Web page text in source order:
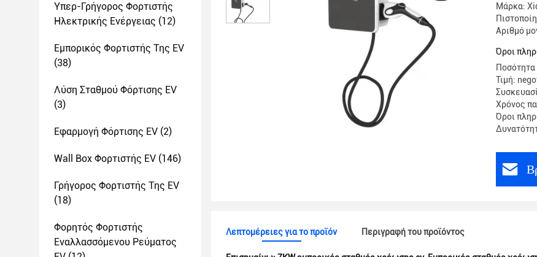
Υπερ-Γρήγορος Φορτιστής
Ηλεκτρικής Ενέργειας (12)
Εμπορικός Φορτιστής Της EV
(38)
Λύση Σταθμού Φόρτισης EV
(3)
Εφαρμογή Φόρτισης EV (2)
Wall Box Φορτιστής EV (146)
Γρήγορος Φορτιστής Της EV
(18)
Φορητός Φορτιστής
Εναλλασσόμενου Ρεύματος
Μάρκα:
Αριθμό
Όροι
Ποσότητα
Τιμή:
Χρόνος
Όροι
Λεπτομέρειες για το προϊόν Περιγραφή του προϊόντος